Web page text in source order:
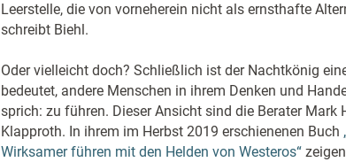
Leerstelle, die von vorneherein nicht als ernsthafte
schreibt Biehl.
Oder vielleicht doch? Schließlich ist der Nachtkönig
bedeutet, andere Menschen in ihrem Denken und
sprich: zu führen. Dieser Ansicht sind die Berater Mark
Klapproth. In ihrem im Herbst 2019 erschienenen Buch
Wirksamer führen mit den Helden von Westeros“